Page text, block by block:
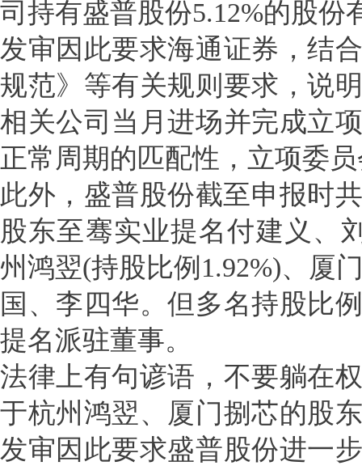
司持有盛普股份5.12%的股
发审因此要求海通证券，结
规范》等有关规则要求，说
相关公司当月进场并完成立
正常周期的匹配性，立项委
此外，盛普股份截至申报时
股东至骞实业提名付建义、
州鸿翌(持股比例1.92%)、厦
国、李四华。但多名持股比
提名派驻董事。
法律上有句谚语，不要躺在
于杭州鸿翌、厦门捌芯的股
发审因此要求盛普股份进一